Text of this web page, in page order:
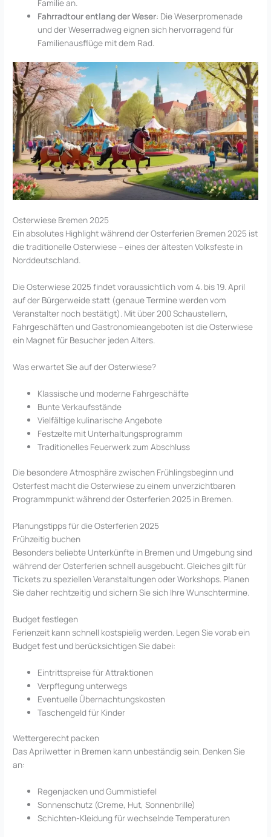
Familie an.
Fahrradtour entlang der Weser: Die Weserpromenade
und der Weserradweg eignen sich hervorragend für
Familienausflüge mit dem Rad.
Osterwiese Bremen 2025
Ein absolutes Highlight während der Osterferien Bremen 2025 ist
die traditionelle Osterwiese – eines der ältesten Volksfeste in
Norddeutschland.
Die Osterwiese 2025 findet voraussichtlich vom 4. bis 19. April
auf der Bürgerweide statt (genaue Termine werden vom
Veranstalter noch bestätigt). Mit über 200 Schaustellern,
Fahrgeschäften und Gastronomieangeboten ist die Osterwiese
ein Magnet für Besucher jeden Alters.
Was erwartet Sie auf der Osterwiese?
Klassische und moderne Fahrgeschäfte
Bunte Verkaufsstände
Vielfältige kulinarische Angebote
Festzelte mit Unterhaltungsprogramm
Traditionelles Feuerwerk zum Abschluss
Die besondere Atmosphäre zwischen Frühlingsbeginn und
Osterfest macht die Osterwiese zu einem unverzichtbaren
Programmpunkt während der Osterferien 2025 in Bremen.
Planungstipps für die Osterferien 2025
Frühzeitig buchen
Besonders beliebte Unterkünfte in Bremen und Umgebung sind
während der Osterferien schnell ausgebucht. Gleiches gilt für
Tickets zu speziellen Veranstaltungen oder Workshops. Planen
Sie daher rechtzeitig und sichern Sie sich Ihre Wunschtermine.
Budget festlegen
Ferienzeit kann schnell kostspielig werden. Legen Sie vorab ein
Budget fest und berücksichtigen Sie dabei:
Eintrittspreise für Attraktionen
Verpflegung unterwegs
Eventuelle Übernachtungskosten
Taschengeld für Kinder
Wettergerecht packen
Das Aprilwetter in Bremen kann unbeständig sein. Denken Sie
an:
Regenjacken und Gummistiefel
Sonnenschutz (Creme, Hut, Sonnenbrille)
Schichten-Kleidung für wechselnde Temperaturen